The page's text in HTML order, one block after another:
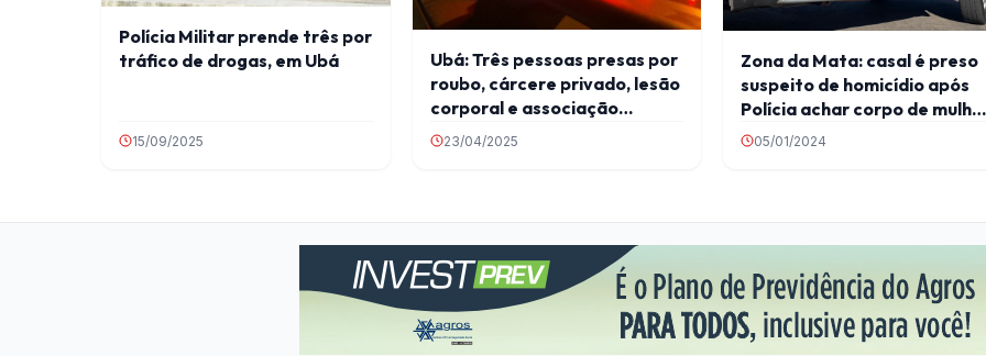
Polícia Militar prende três por
tráfico de drogas, em Ubá
15/09/2025
Ubá: Três pessoas presas por
roubo, cárcere privado, lesão
corporal e associação
criminosa
23/04/2025
Zona da Mata: casal é preso
suspeito de homicídio após
Polícia achar corpo de
em mata
05/01/2024